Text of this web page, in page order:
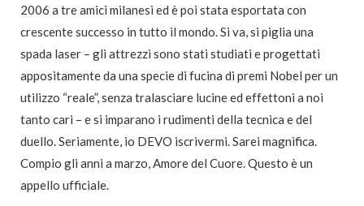
2006 a tre amici milanesi ed è poi stata esportata con
crescente successo in tutto il mondo. Si va, si piglia una
spada laser – gli attrezzi sono stati studiati e progettati
appositamente da una specie di fucina di premi Nobel per un
utilizzo “reale”, senza tralasciare lucine ed effettoni a noi
tanto cari – e si imparano i rudimenti della tecnica e del
duello. Seriamente, io DEVO iscrivermi. Sarei magnifica.
Compio gli anni a marzo, Amore del Cuore. Questo è un
appello ufficiale.